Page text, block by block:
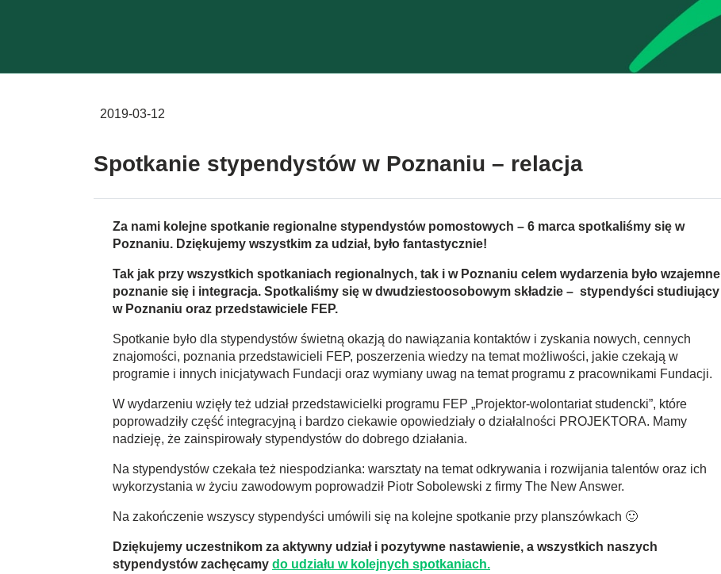
2019-03-12
Spotkanie stypendystów w Poznaniu – relacja
Za nami kolejne spotkanie regionalne stypendystów pomostowych – 6 marca spotkaliśmy się w
Poznaniu. Dziękujemy wszystkim za udział, było fantastycznie!
Tak jak przy wszystkich spotkaniach regionalnych, tak i w Poznaniu celem wydarzenia było wzajemne
poznanie się i integracja. Spotkaliśmy się w dwudziestoosobowym składzie – stypendyści studiujący
w Poznaniu oraz przedstawiciele FEP.
Spotkanie było dla stypendystów świetną okazją do nawiązania kontaktów i zyskania nowych, cennych
znajomości, poznania przedstawicieli FEP, poszerzenia wiedzy na temat możliwości, jakie czekają w
programie i innych inicjatywach Fundacji oraz wymiany uwag na temat programu z pracownikami Fundacji.
W wydarzeniu wzięły też udział przedstawicielki programu FEP „Projektor-wolontariat studencki”, które
poprowadziły część integracyjną i bardzo ciekawie opowiedziały o działalności PROJEKTORA. Mamy
nadzieję, że zainspirowały stypendystów do dobrego działania.
Na stypendystów czekała też niespodzianka: warsztaty na temat odkrywania i rozwijania talentów oraz ich
wykorzystania w życiu zawodowym poprowadził Piotr Sobolewski z firmy The New Answer.
Na zakończenie wszyscy stypendyści umówili się na kolejne spotkanie przy planszówkach 🙂
Dziękujemy uczestnikom za aktywny udział i pozytywne nastawienie, a wszystkich naszych
stypendystów zachęcamy do udziału w kolejnych spotkaniach.